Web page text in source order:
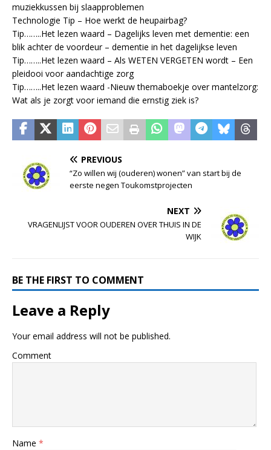
muziekkussen bij slaapproblemen
Technologie Tip – Hoe werkt de heupairbag?
Tip……..Het lezen waard – Dagelijks leven met dementie: een
blik achter de voordeur – dementie in het dagelijkse leven
Tip……..Het lezen waard – Als WETEN VERGETEN wordt – Een
pleidooi voor aandachtige zorg
Tip……..Het lezen waard -Nieuw themaboekje over mantelzorg:
Wat als je zorgt voor iemand die ernstig ziek is?
PREVIOUS
“Zo willen wij (ouderen) wonen” van start bij de
eerste negen Toukomstprojecten
NEXT
VRAGENLIJST VOOR OUDEREN OVER THUIS IN DE
WIJK
BE THE FIRST TO COMMENT
Leave a Reply
Your email address will not be published.
Comment
Name *